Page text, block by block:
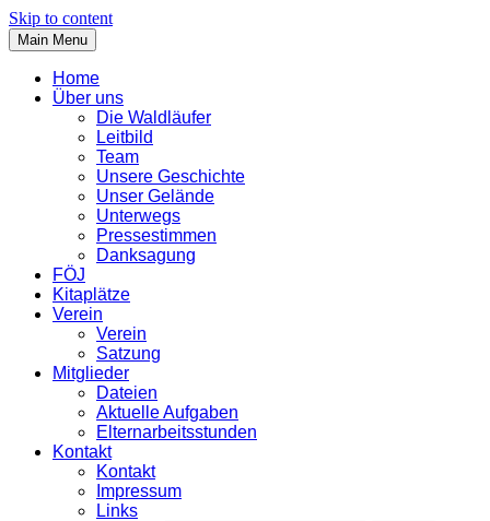
Skip to content
Main Menu
Home
Über uns
Die Waldläufer
Leitbild
Team
Unsere Geschichte
Unser Gelände
Unterwegs
Pressestimmen
Danksagung
FÖJ
Kitaplätze
Verein
Verein
Satzung
Mitglieder
Dateien
Aktuelle Aufgaben
Elternarbeitsstunden
Kontakt
Kontakt
Impressum
Links